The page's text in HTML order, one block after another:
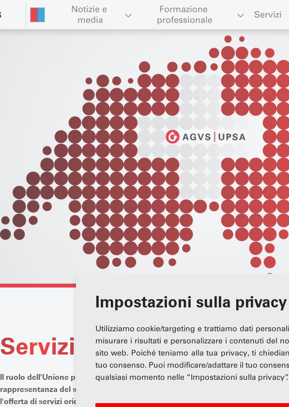
Impostazioni sulla privacy
Utilizziamo cookie/targeting e trattiamo dati
misurare i risultati e personalizzare i contenuti del
sito web. Poiché teniamo alla tua privacy, ti
tuo consenso. Puoi modificare/adattare il tuo
qualsiasi momento nelle “Impostazioni sulla privacy”.
Notizie e
media
Formazione
professionale
Servizi
Servizi
Il ruolo dell'Unione professionale svizzera dell'automobile (UPSA) va ben oltre
rappresentanza del settore: oltre alla formazione e al perfezionamento
l'offerta di servizi orientati al mercato è una delle competenze chiave